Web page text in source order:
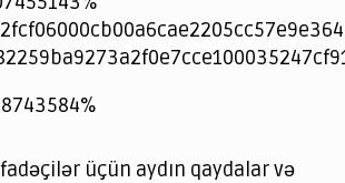
login
슬롯online
üçün aydın qaydalar və